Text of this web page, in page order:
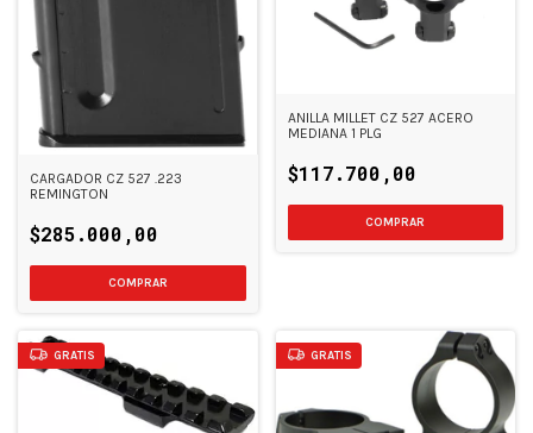
CARGADOR CZ 527 .223
REMINGTON
$285.000,00
ANILLA MILLET CZ 527 ACERO
MEDIANA 1 PLG
$117.700,00
GRATIS GRATIS